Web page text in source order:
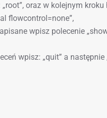
oraz w kolejnym kroku
flowcontrol=none”,
wpisz polecenie
wpisz: „quit” a następnie